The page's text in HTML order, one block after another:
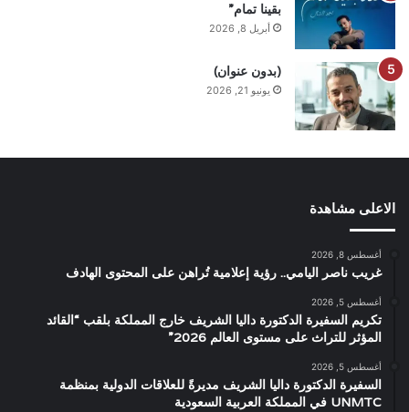
بقينا تمام”
أبريل 8, 2026
(بدون عنوان)
يونيو 21, 2026
الاعلى مشاهدة
أغسطس 8, 2026
غريب ناصر اليامي.. رؤية إعلامية تُراهن على المحتوى الهادف
أغسطس 5, 2026
تكريم السفيرة الدكتورة داليا الشريف خارج المملكة بلقب “القائد
المؤثر للتراث على مستوى العالم 2026”
أغسطس 5, 2026
السفيرة الدكتورة داليا الشريف مديرةً للعلاقات الدولية بمنظمة
UNMTC في المملكة العربية السعودية